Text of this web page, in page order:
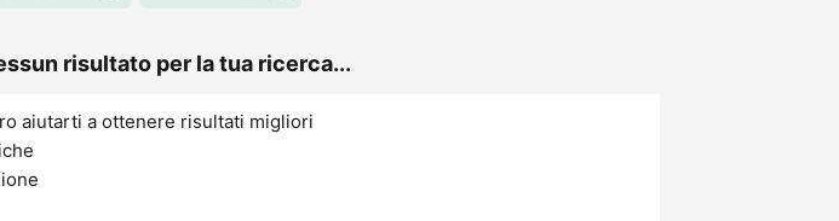
risultato per la tua ricerca...
aiutarti a ottenere risultati migliori